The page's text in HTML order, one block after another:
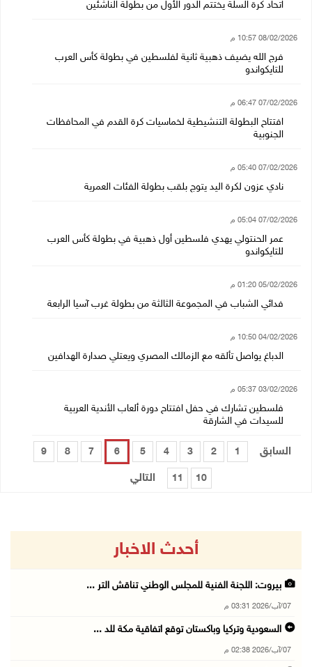
اتحاد كرة السلة يختتم الدور الأول من بطولة الناشئين
08/02/2026 10:57 م
فرج الله يضيف ذهبية ثانية لفلسطين في بطولة كأس العرب
للتايكواندو
07/02/2026 06:47 م
افتتاح البطولة التنشيطية لخماسيات كرة القدم في المحافظات
الجنوبية
07/02/2026 05:40 م
نادي عزون لكرة اليد يتوج بلقب بطولة الفئات العمرية
07/02/2026 05:04 م
عمر الحنتولي يهدي فلسطين أول ذهبية في بطولة كأس العرب
للتايكواندو
05/02/2026 01:20 م
فدائي الشباب في المجموعة الثالثة من بطولة غرب آسيا الرابعة
04/02/2026 10:50 م
الدباغ يواصل تألقه مع الزمالك المصري ويعتلي صدارة الهدافين
03/02/2026 05:37 م
فلسطين تشارك في حفل افتتاح دورة ألعاب الأندية العربية
للسيدات في الشارقة
السابق 1
2
3
4
5
6
7
8
9
10
11 التالي
أحدث الاخبار
بيروت: اللجنة الفنية للمجلس الوطني تناقش التر ...
07/آب/2026 03:31 م
السعودية وتركيا وباكستان توقع اتفاقية مكة للد ...
07/آب/2026 02:38 م